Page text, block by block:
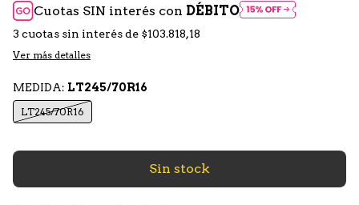
Cuotas SIN interés con DÉBITO
3 cuotas sin interés de $103.818,18
Ver más detalles
MEDIDA: LT245/70R16
LT245/70R16